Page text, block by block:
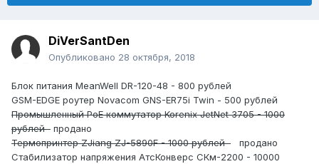
DiVerSantDen
Опубликовано 28 октября, 2018
Блок питания MeanWell DR-120-48 - 800 рублей
GSM-EDGE роутер Novacom GNS-ER75i Twin - 500 рублей
Промышленный PoE коммутатор Korenix JetNet 3705 - 1000
рублей продано
Термопринтер ZJiang ZJ-5890F - 1000 рублей продано
Стабилизатор напряжения АтсКонверс СКм-2200 - 10000